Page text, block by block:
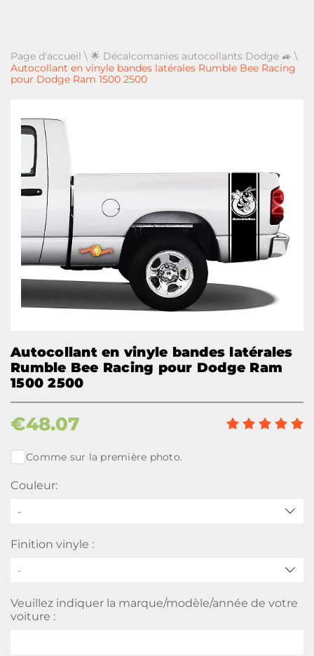
Page d'accueil \ 🌟 Décalcomanies autocollants Dodge 🚙 \
Autocollant en vinyle bandes latérales Rumble Bee Racing
pour Dodge Ram 1500 2500
Autocollant en vinyle bandes latérales
Rumble Bee Racing pour Dodge Ram
1500 2500
€48.07
Comme sur la première photo.
Couleur:
-
Finition vinyle :
Veuillez indiquer la marque/modèle/année de votre
voiture :